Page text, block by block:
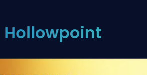
Hollowpoint